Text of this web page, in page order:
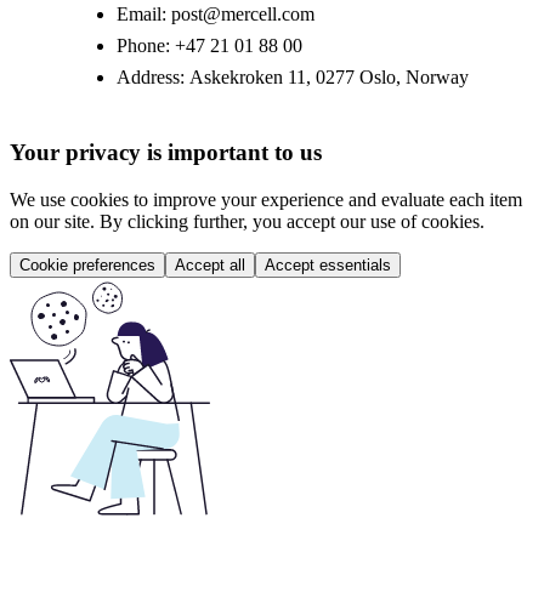
Email: post@mercell.com
Phone: +47 21 01 88 00
Address: Askekroken 11, 0277 Oslo, Norway
Your privacy is important to us
We use cookies to improve your experience and evaluate each item
on our site. By clicking further, you accept our use of cookies.
Cookie preferences Accept all Accept essentials